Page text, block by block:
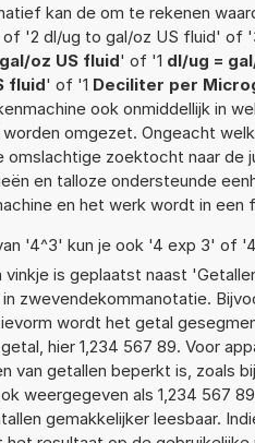
kan de om te rekenen
'2 dl/ug to gal/oz US fluid' of
oz US fluid' of '1 dl/ug =
fluid' of '1 Deciliter per
ook onmiddellijk in
omgezet. Ongeacht
omslachtige zoektocht naar de
en talloze ondersteunde
en het werk wordt in een
'4^3' kun je ook '4 exp 3' of
vinkje is geplaatst naast
zwevendekommanotatie.
wordt het getal
hier 1,234 567 89. Voor
van getallen beperkt is, zoals
weergegeven als 1,234 567
gemakkelijker leesbaar.